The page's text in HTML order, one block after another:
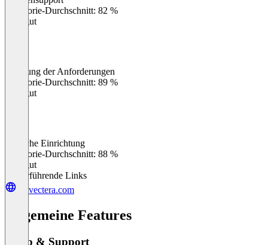
Kategorie-Durchschnitt: 82 %
Sehr gut
Erfüllung der Anforderungen
Kategorie-Durchschnitt: 89 %
Sehr gut
Einfache Einrichtung
Kategorie-Durchschnitt: 88 %
Sehr gut
Weiterführende Links
go.vectera.com
Allgemeine Features
Setup & Support